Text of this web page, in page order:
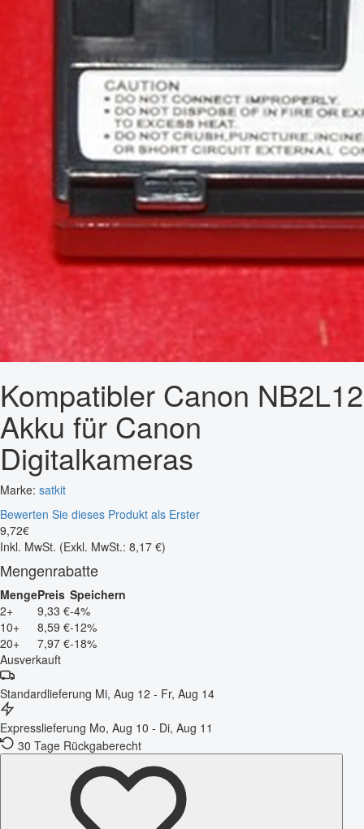
Kompatibler Canon NB2L12
Akku für Canon
Digitalkameras
Marke: satkit
Bewerten Sie dieses Produkt als Erster
9,72€
Inkl. MwSt. (Exkl. MwSt.: 8,17 €)
Mengenrabatte
MengePreis Speichern
2+
9,33 €-4%
10+
8,59 €-12%
20+
7,97 €-18%
Ausverkauft
Standardlieferung Mi, Aug 12 - Fr, Aug 14
Expresslieferung Mo, Aug 10 - Di, Aug 11
30 Tage Rückgaberecht